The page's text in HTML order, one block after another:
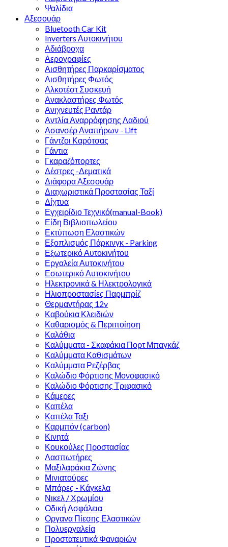
Ψαλίδια
Αξεσουάρ
Bluetooth Car Kit
Inverters Αυτοκινήτου
Αδιάβροχα
Αερογραφίες
Αισθητήρες Παρκαρίσματος
Αισθητήρες Φωτός
Αλκοτέστ Συσκευή
Ανακλαστήρες Φωτός
Ανιχνευτές Ραντάρ
Αντλία Αναρρόφησης Λαδιού
Ασανσέρ Αναπήρων - Lift
Γάντζοι Καρότσας
Γάντια
Γκαραζόπορτες
Δέστρες -Δεματικά
Διάφορα Αξεσουάρ
Διαχωριστικά Προστασίας Ταξί
Δίχτυα
Εγχειρίδιο Τεχνικό(manual-Book)
Είδη Βιβλιοπωλείου
Εκτύπωση Ελαστικών
Εξοπλισμός Πάρκινγκ - Parking
Εξωτερικό Αυτοκινήτου
Εργαλεία Αυτοκινήτου
Εσωτερικό Αυτοκινήτου
Ηλεκτρονικά & Ηλεκτρολογικά
Ηλιοπροστασίες Παρμπρίζ
Θερμαντήρας 12v
Καβούκια Κλειδιών
Καθαρισμός & Περιποίηση
Καλάθια
Καλύμματα - Σκαφάκια Πορτ Μπαγκάζ
Καλύμματα Καθισμάτων
Καλύμματα Ρεζέρβας
Καλώδιο Φόρτισης Μονοφασικό
Καλώδιο Φόρτισης Τριφασικό
Κάμερες
Καπέλα
Καπέλα Ταξι
Καρμπόν (carbon)
Κινητά
Κουκούλες Προστασίας
Λασπωτήρες
Μαξιλαράκια Ζώνης
Μινιατούρες
Μπάρες - Κάγκελα
Νικελ / Χρωμίου
Οδική Ασφάλεια
Οργανα Πίεσης Ελαστικών
Πολυεργαλεία
Προστατευτικά Φαναριών